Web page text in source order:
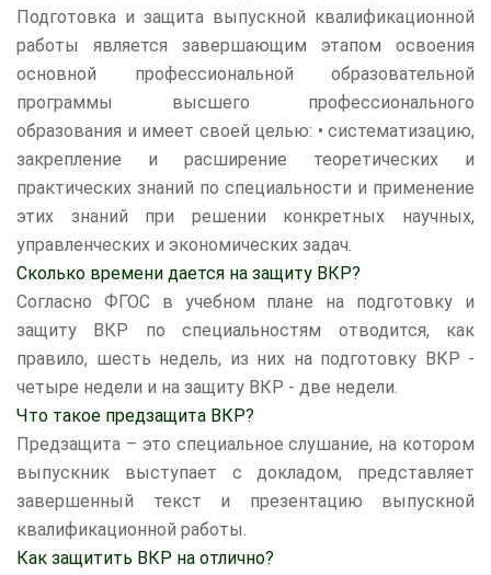
Подготовка и защита выпускной квалификационной
работы является завершающим этапом освоения
основной профессиональной образовательной
программы высшего профессионального
образования и имеет своей целью: • систематизацию,
закрепление и расширение теоретических и
практических знаний по специальности и применение
этих знаний при решении конкретных научных,
управленческих и экономических задач.
Сколько времени дается на защиту ВКР?
Согласно ФГОС в учебном плане на подготовку и
защиту ВКР по специальностям отводится, как
правило, шесть недель, из них на подготовку ВКР -
четыре недели и на защиту ВКР - две недели.
Что такое предзащита ВКР?
Предзащита – это специальное слушание, на котором
выпускник выступает с докладом, представляет
завершенный текст и презентацию выпускной
квалификационной работы.
Как защитить ВКР на отлично?